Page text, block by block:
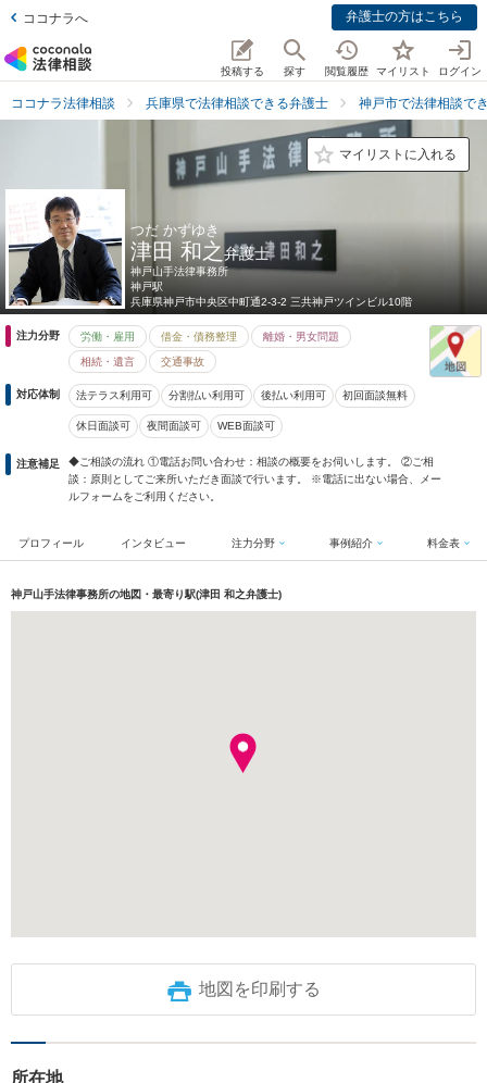
ココナラへ 弁護士の方はこちら
投稿する 探す 閲覧履歴 マイリスト ログイン
ココナラ法律相談 兵庫県で法律相談できる弁護士 神戸市で法律相談で
マイリストに入れる
つだ かずゆき
津田 和之弁護士
神戸山手法律事務所
神戸駅
兵庫県神戸市中央区中町通2-3-2 三共神戸ツインビル10階
注力分野 労働・雇用 借金・債務整理 離婚・男女問題
相続・遺言 交通事故
対応体制 法テラス利用可 分割払い利用可 後払い利用可 初回面談無料
休日面談可 夜間面談可 WEB面談可
注意補足
◆ご相談の流れ ①電話お問い合わせ：相談の概要をお伺いします。 ②ご相
談：原則としてご来所いただき面談で行います。 ※電話に出ない場合、メー
ルフォームをご利用ください。
プロフィール インタビュー 注力分野 事例紹介 料金表
神戸山手法律事務所の地図・最寄り駅(津田 和之弁護士)
地図を印刷する
所在地